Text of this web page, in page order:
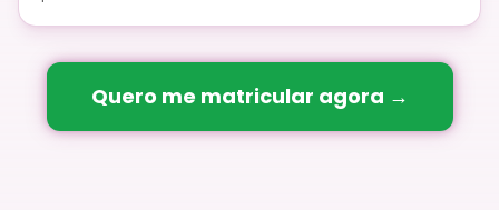
Quero me matricular agora →